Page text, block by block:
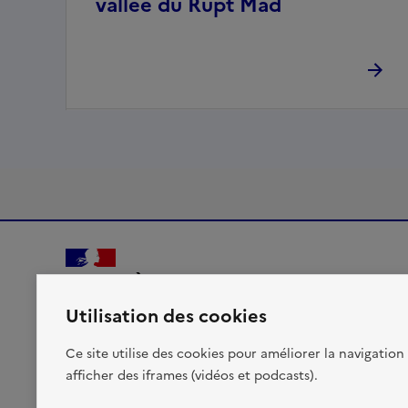
Utilisation des cookies
Ce site utilise des cookies pour améliorer la
afficher des iframes (vidéos et podcasts).
MINISTÈRES
TRANSITION ÉCOLOGIQUE
AMÉNAGEMENT DU TERRITOIRE
VILLE ET LOGEMENT